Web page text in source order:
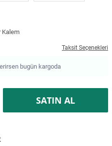
Kalem
Taksit Seçenekleri
bugün kargoda
SATIN AL